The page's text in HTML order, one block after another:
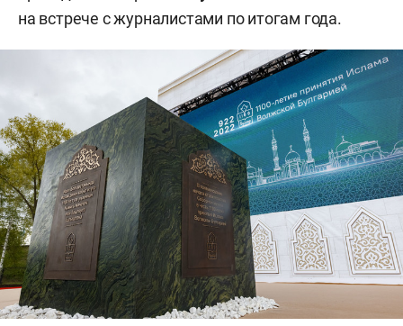
на встрече с журналистами по итогам года.